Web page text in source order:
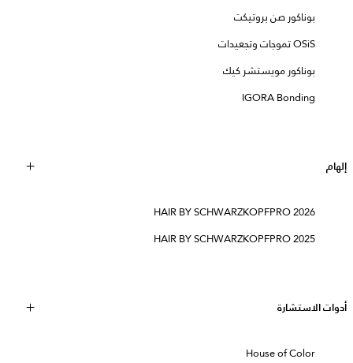
بوناكور صن بروتيكت
OSiS تموجات وتجعيدات
بوناكور مويستشر كيك
IGORA Bonding
إلهام
HAIR BY SCHWARZKOPFPRO 2026
HAIR BY SCHWARZKOPFPRO 2025
أدوات الاستشارة
House of Color